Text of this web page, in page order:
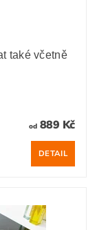
také včetně
od889 Kč
DETAIL